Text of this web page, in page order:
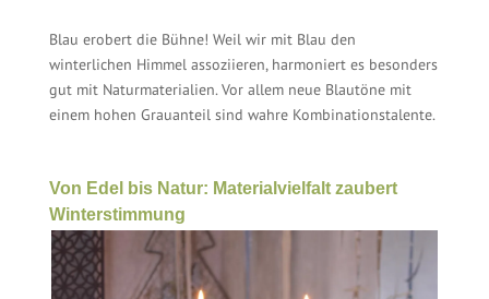
Blau erobert die Bühne! Weil wir mit Blau den
winterlichen Himmel assoziieren, harmoniert es besonders
gut mit Naturmaterialien. Vor allem neue Blautöne mit
einem hohen Grauanteil sind wahre Kombinationstalente.
Von Edel bis Natur: Materialvielfalt zaubert
Winterstimmung